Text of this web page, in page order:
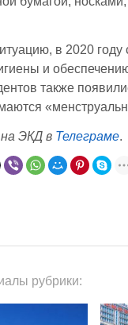
в 2020
и
также
ЭКД в Телеграме.
рубрики: